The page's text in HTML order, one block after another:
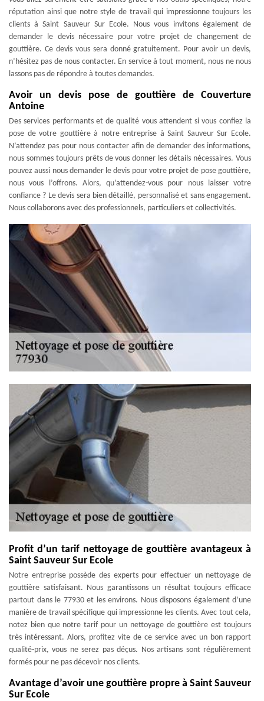
réputation ainsi que notre style de travail qui impressionne toujours les
clients à Saint Sauveur Sur Ecole. Nous vous invitons également de
demander le devis nécessaire pour votre projet de changement de
gouttière. Ce devis vous sera donné gratuitement. Pour avoir un devis,
n’hésitez pas de nous contacter. En service à tout moment, nous ne nous
lassons pas de répondre à toutes demandes.
Avoir un devis pose de gouttière de Couverture
Antoine
Des services performants et de qualité vous attendent si vous confiez la
pose de votre gouttière à notre entreprise à Saint Sauveur Sur Ecole.
N’attendez pas pour nous contacter afin de demander des informations,
nous sommes toujours prêts de vous donner les détails nécessaires. Vous
pouvez aussi nous demander le devis pour votre projet de pose gouttière,
nous vous l’offrons. Alors, qu’attendez-vous pour nous laisser votre
confiance ? Le devis sera bien détaillé, personnalisé et sans engagement.
Nous collaborons avec des professionnels, particuliers et collectivités.
Profit d’un tarif nettoyage de gouttière avantageux à
Saint Sauveur Sur Ecole
Notre entreprise possède des experts pour effectuer un nettoyage de
gouttière satisfaisant. Nous garantissons un résultat toujours efficace
partout dans le 77930 et les environs. Nous disposons également d’une
manière de travail spécifique qui impressionne les clients. Avec tout cela,
notez bien que notre tarif pour un nettoyage de gouttière est toujours
très intéressant. Alors, profitez vite de ce service avec un bon rapport
qualité-prix, vous ne serez pas déçus. Nos artisans sont régulièrement
formés pour ne pas décevoir nos clients.
Avantage d’avoir une gouttière propre à Saint Sauveur
Sur Ecole